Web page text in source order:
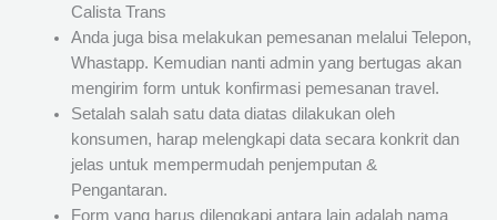
Calista Trans
Anda juga bisa melakukan pemesanan melalui Telepon,
Whastapp. Kemudian nanti admin yang bertugas akan
mengirim form untuk konfirmasi pemesanan travel.
Setalah salah satu data diatas dilakukan oleh
konsumen, harap melengkapi data secara konkrit dan
jelas untuk mempermudah penjemputan &
Pengantaran.
Form yang harus dilengkapi antara lain adalah nama